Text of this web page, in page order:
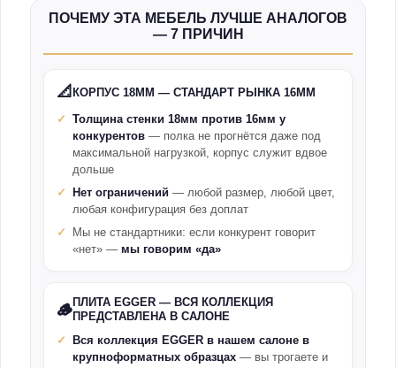
ПОЧЕМУ ЭТА МЕБЕЛЬ ЛУЧШЕ АНАЛОГОВ
— 7 ПРИЧИН
📐 КОРПУС 18ММ — СТАНДАРТ РЫНКА 16ММ
Толщина стенки 18мм против 16мм у
конкурентов — полка не прогнётся даже под
максимальной нагрузкой, корпус служит вдвое
дольше
Нет ограничений — любой размер, любой цвет,
любая конфигурация без доплат
Мы не стандартники: если конкурент говорит
«нет» — мы говорим «да»
🪵ПЛИТА EGGER — ВСЯ КОЛЛЕКЦИЯ
ПРЕДСТАВЛЕНА В САЛОНЕ
Вся коллекция EGGER в нашем салоне в
крупноформатных образцах — вы трогаете и